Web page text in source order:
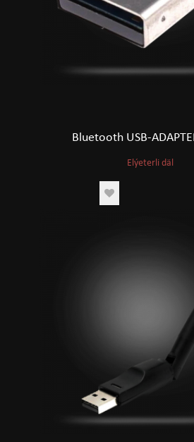
Bluetooth USB-
Elýeterli däl